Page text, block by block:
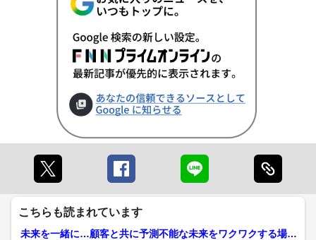
こちらも読まれています
未来を一緒に…顧客と共に予測不能な未来をワクワクする場所